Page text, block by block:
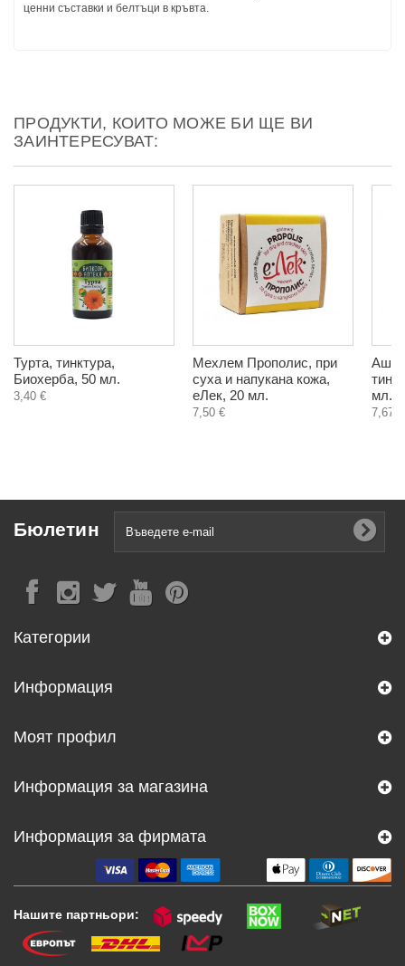
ценни съставки и белтъци в кръвта.
ПРОДУКТИ, КОИТО МОЖЕ БИ ЩЕ ВИ
ЗАИНТЕРЕСУВАТ:
Турта, тинктура,
Биохерба, 50 мл.
3,40 €
Мехлем Прополис, при
суха и напукана кожа,
еЛек, 20 мл.
7,50 €
мл.
7,67 €
Бюлетин
Категории
Информация
Моят профил
Информация за магазина
Информация за фирмата
Нашите партньори: